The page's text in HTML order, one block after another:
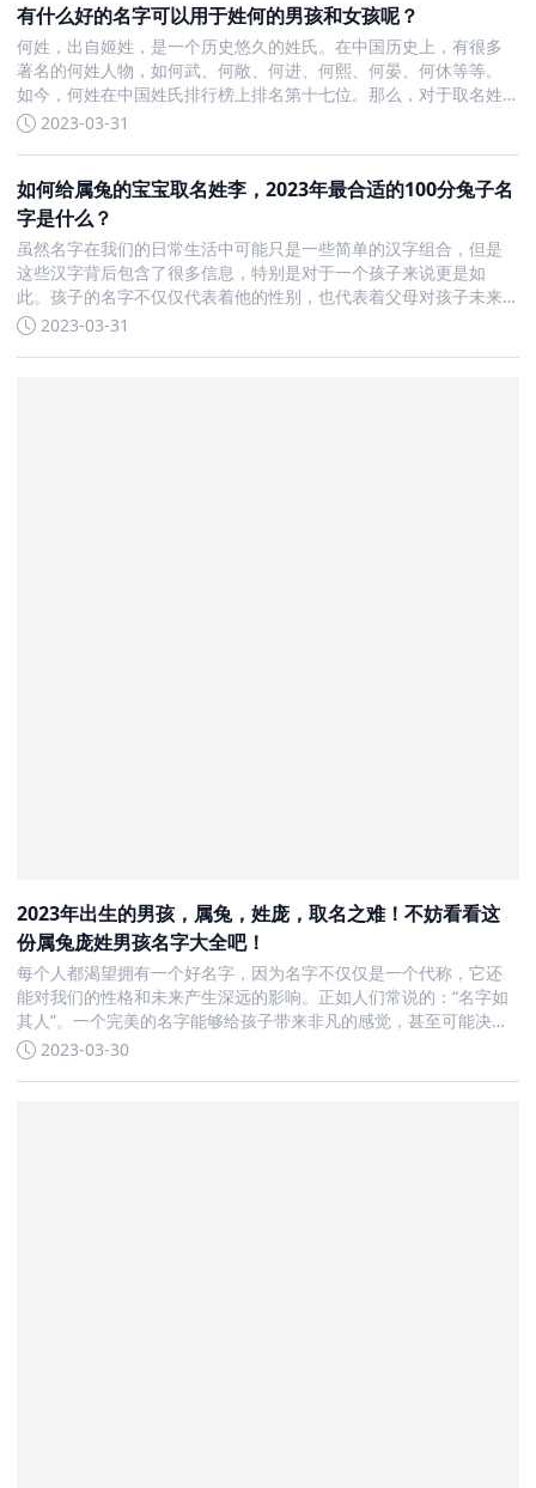
有什么好的名字可以用于姓何的男孩和女孩呢？
何姓，出自姬姓，是一个历史悠久的姓氏。在中国历史上，有很多
著名的何姓人物，如何武、何敞、何进、何熙、何晏、何休等等。
如今，何姓在中国姓氏排行榜上排名第十七位。那么，对于取名姓
何的男孩女孩来说，应该取什么样的名字呢？下面就来看看何姓男
2023-03-31
如何给属兔的宝宝取名姓李，2023年最合适的100分兔子名
字是什么？
虽然名字在我们的日常生活中可能只是一些简单的汉字组合，但是
这些汉字背后包含了很多信息，特别是对于一个孩子来说更是如
此。孩子的名字不仅仅代表着他的性别，也代表着父母对孩子未来
生活的期许和寄托。2023年是兔年，取名字时以“兔”为主题的名字
2023-03-31
2023年出生的男孩，属兔，姓庞，取名之难！不妨看看这
份属兔庞姓男孩名字大全吧！
每个人都渴望拥有一个好名字，因为名字不仅仅是一个代称，它还
能对我们的性格和未来产生深远的影响。正如人们常说的：“名字如
其人”。一个完美的名字能够给孩子带来非凡的感觉，甚至可能决定
他们未来的命运。 在选择名字时，很多父母会根据一些象征意义来
2023-03-30